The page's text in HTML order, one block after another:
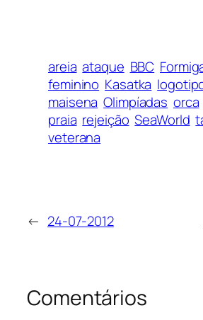
areia ataque BBC
feminino Kasatka
maisena Olimpíadas orca
praia rejeição SeaWorld
veterana
← 24-07-2012
Comentários